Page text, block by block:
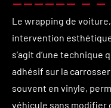
Le wrapping de
intervention
s’agit d’une technique
adhésif sur la
souvent en vinyle,
véhicule sans modifier